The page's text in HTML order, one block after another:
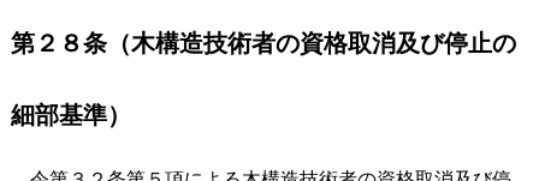
第２８条（木構造技術者の資格取消及び停止の
細部基準）